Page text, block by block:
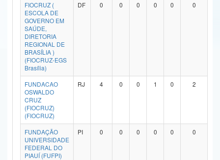
Gabinete de Segurança Institucional
Advocacia-Geral da União
Banco Central do Brasil
Planalto
FIOCRUZ (
ESCOLA DE
GOVERNO EM
SAÚDE,
DIRETORIA
REGIONAL DE
BRASÍLIA )
(FIOCRUZ-EGS
Brasília)
DF 0 0 0 0 0 0
FUNDACAO
OSWALDO
CRUZ
(FIOCRUZ)
(FIOCRUZ)
RJ 4 0 0 1 0 2
FUNDAÇÃO
UNIVERSIDADE
FEDERAL DO
PIAUÍ (FUFPI)
PI 0 0 0 0 0 0